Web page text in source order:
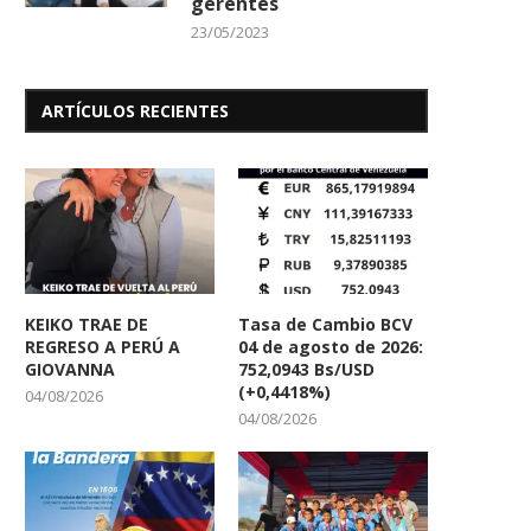
23/05/2023
ARTÍCULOS RECIENTES
KEIKO TRAE DE
REGRESO A PERÚ A
GIOVANNA
04/08/2026
Tasa de Cambio BCV
04 de agosto de 2026:
752,0943 Bs/USD
(+0,4418%)
04/08/2026